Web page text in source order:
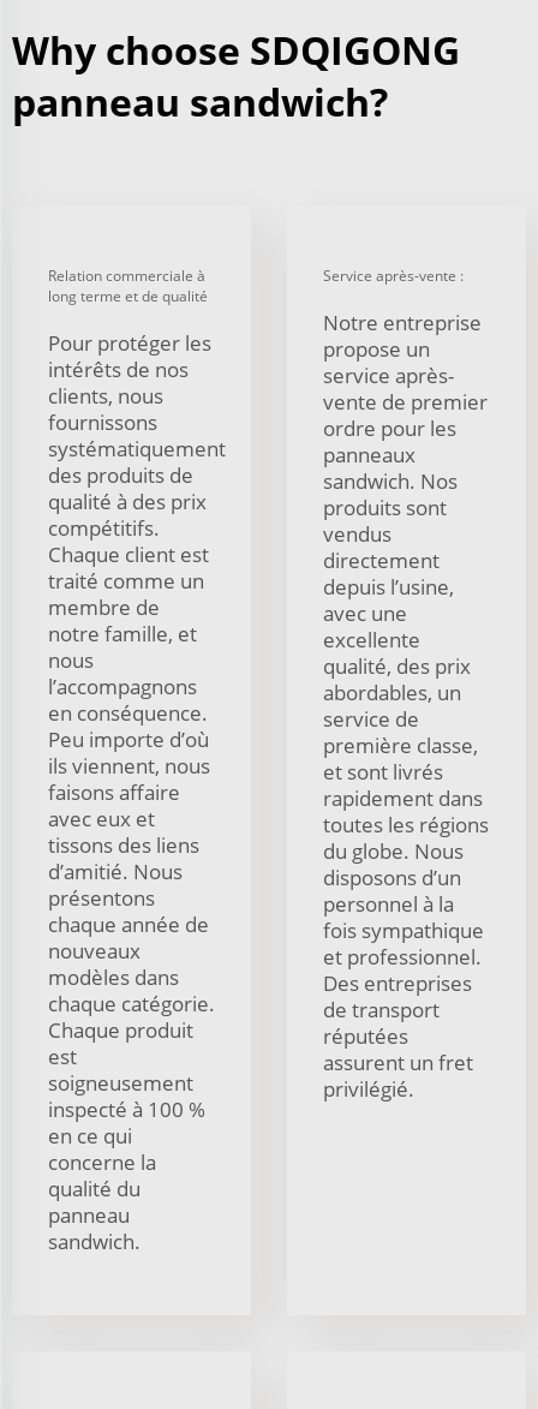
Why choose SDQIGONG
panneau sandwich?
Relation commerciale à
long terme et de qualité
Pour protéger les
intérêts de nos
clients, nous
fournissons
systématiquement
des produits de
qualité à des prix
compétitifs.
Chaque client est
traité comme un
membre de
notre famille, et
nous
l’accompagnons
en conséquence.
Peu importe d’où
ils viennent, nous
faisons affaire
avec eux et
tissons des liens
d’amitié. Nous
présentons
chaque année de
nouveaux
modèles dans
chaque catégorie.
Chaque produit
est
soigneusement
inspecté à 100 %
en ce qui
concerne la
qualité du
panneau
sandwich.
Service après-vente :
Notre entreprise
propose un
service après-
vente de premier
ordre pour les
panneaux
sandwich. Nos
produits sont
vendus
directement
depuis l’usine,
avec une
excellente
qualité, des prix
abordables, un
service de
première classe,
et sont livrés
rapidement dans
toutes les régions
du globe. Nous
disposons d’un
personnel à la
fois sympathique
et professionnel.
Des entreprises
de transport
réputées
assurent un fret
privilégié.